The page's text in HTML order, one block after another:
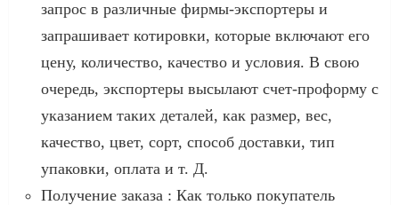
запрос в различные фирмы-экспортеры и
запрашивает котировки, которые включают его
цену, количество, качество и условия. В свою
очередь, экспортеры высылают счет-проформу с
указанием таких деталей, как размер, вес,
качество, цвет, сорт, способ доставки, тип
упаковки, оплата и т. Д.
Получение заказа : Как только покупатель